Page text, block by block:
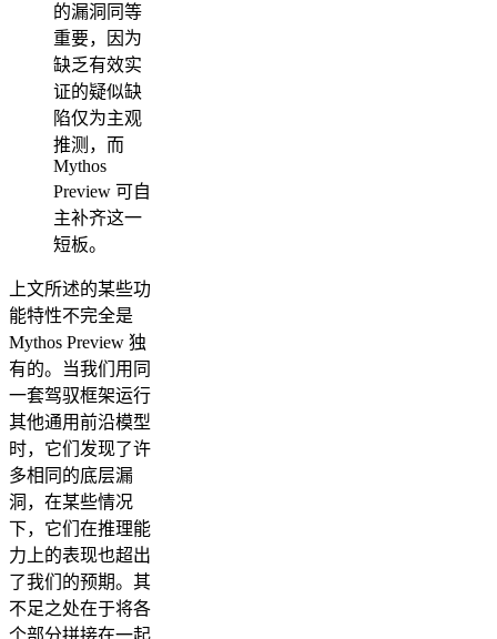
的漏洞同等
重要，因为
缺乏有效实
证的疑似缺
陷仅为主观
推测，而
Mythos
Preview 可自
主补齐这一
短板。
上文所述的某些功
能特性不完全是
Mythos Preview 独
有的。当我们用同
一套驾驭框架运行
其他通用前沿模型
时，它们发现了许
多相同的底层漏
洞，在某些情况
下，它们在推理能
力上的表现也超出
了我们的预期。其
不足之处在于将各
个部分拼接在一起